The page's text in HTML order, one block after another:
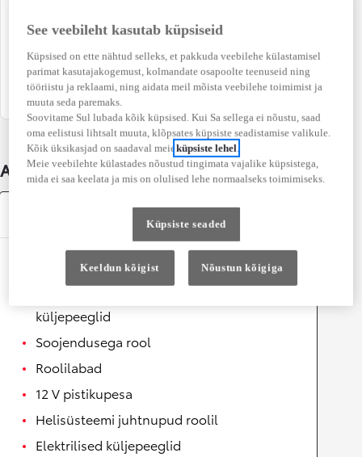
215 g/km
Kütusekulu
(kombineeritud)
9,6 l / 100 km
Osalenud
kindlustusjuhtumis
Ei
Auto üksikasjad
küljepeeglid
Soojendusega rool
Roolilabad
12 V pistikupesa
Helisüsteemi juhtnupud roolil
Elektrilised küljepeeglid
See veebileht kasutab küpsiseid
Küpsised on ette nähtud selleks, et pakkuda veebilehe külastamisel
parimat kasutajakogemust, kolmandate osapoolte teenuseid ning
tööriistu ja reklaami, ning aidata meil mõista veebilehe toimimist ja
muuta seda paremaks.
Soovitame Sul lubada kõik küpsised. Kui Sa sellega ei nõustu, saad
oma eelistusi lihtsalt muuta, klõpsates küpsiste seadistamise valikule.
Kõik üksikasjad on saadaval meieküpsiste lehel
Meie veebilehte külastades nõustud tingimata vajalike küpsistega,
mida ei saa keelata ja mis on olulised lehe normaalseks toimimiseks.
Küpsiste seaded
Keeldun kõigist Nõustun kõigiga